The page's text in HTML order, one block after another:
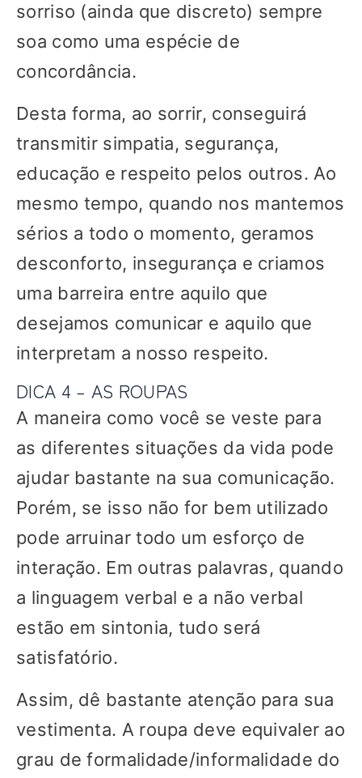
sorriso (ainda que discreto) sempre
soa como uma espécie de
concordância.
Desta forma, ao sorrir, conseguirá
transmitir simpatia, segurança,
educação e respeito pelos outros. Ao
mesmo tempo, quando nos mantemos
sérios a todo o momento, geramos
desconforto, insegurança e criamos
uma barreira entre aquilo que
desejamos comunicar e aquilo que
interpretam a nosso respeito.
DICA 4 – AS ROUPAS
A maneira como você se veste para
as diferentes situações da vida pode
ajudar bastante na sua comunicação.
Porém, se isso não for bem utilizado
pode arruinar todo um esforço de
interação. Em outras palavras, quando
a linguagem verbal e a não verbal
estão em sintonia, tudo será
satisfatório.
Assim, dê bastante atenção para sua
vestimenta. A roupa deve equivaler ao
grau de formalidade/informalidade do